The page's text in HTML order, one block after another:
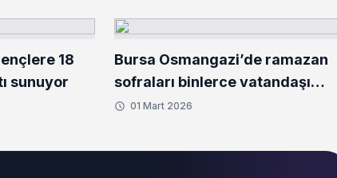
18
sunuyor
Bursa Osmangazi’de ramazan
sofraları binlerce vatandaşı
buluşturuyor
01 Mart 2026